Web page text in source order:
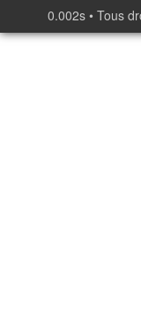
0.002s • Tous